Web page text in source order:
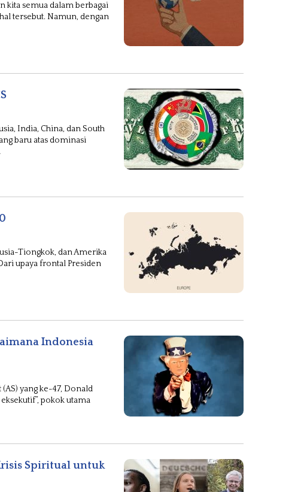
kita semua dalam berbagai
tersebut. Namun, dengan
India, China, dan South
baru atas dominasi
Tiongkok, dan Amerika
upaya frontal Presiden
Indonesia
yang ke-47, Donald
pokok utama
Spiritual untuk